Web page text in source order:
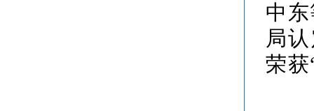
中
局
荣获